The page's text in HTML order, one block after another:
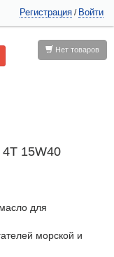
Регистрация / Войти
Нет товаров
15W40
для
морской и